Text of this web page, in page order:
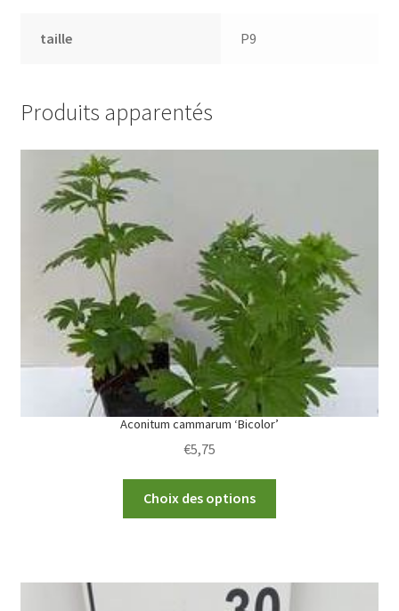
taille P9
Produits apparentés
Aconitum cammarum ‘Bicolor’
€5,75
Choix des options
The